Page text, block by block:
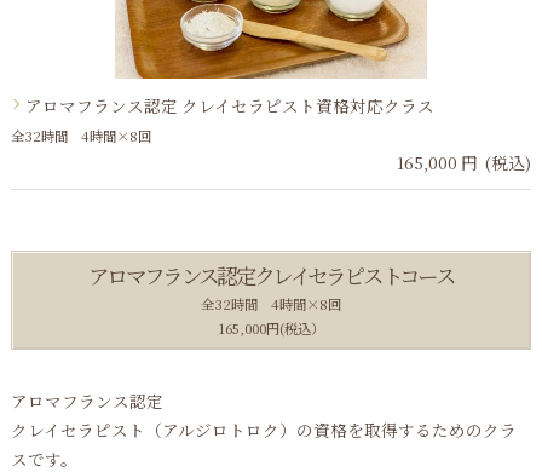
アロマフランス認定 クレイセラピスト資格対応クラス
全32時間 4時間×8回
165,000 円 (税込)
アロマフランス認定クレイセラピストコース
全32時間 4時間×8回
165,000円(税込）
アロマフランス認定
クレイセラピスト（アルジロトロク）の資格を取得するためのクラ
スです。